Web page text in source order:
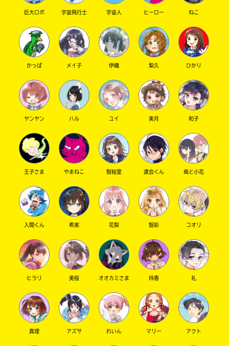
キーワードから探す
オフィシャルアカウント
SNSでシェアする
巨大ロボ 宇宙飛行士 宇宙人 ヒーロー ねこ
かっぱ メイ子 伊織 梨久 ひかり
ヤンヤン ハル ユイ 実月 和子
王子さま やまねこ 智絵里 渡会くん 南と小花
入間くん 希実 花梨 智彩 コオリ
ヒラリ 美桜 オオカミさま 玲香 礼
真理 アズサ れいん マリー アクト